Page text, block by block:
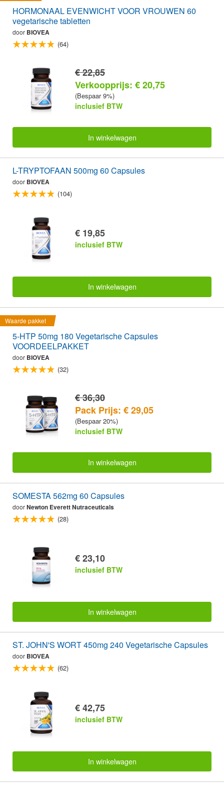
HORMONAAL EVENWICHT VOOR VROUWEN 60
vegetarische tabletten
door BIOVEA
(64)
€ 22,85
Verkoopprijs: € 20,75
(Bespaar 9%)
inclusief BTW
In winkelwagen
L-TRYPTOFAAN 500mg 60 Capsules
door BIOVEA
(104)
€ 19,85
inclusief BTW
In winkelwagen
Waarde pakket
5-HTP 50mg 180 Vegetarische Capsules
VOORDEELPAKKET
door BIOVEA
(32)
€ 36,30
Pack Prijs: € 29,05
(Bespaar 20%)
inclusief BTW
In winkelwagen
SOMESTA 562mg 60 Capsules
doorNewton Everett Nutraceuticals
(28)
€ 23,10
inclusief BTW
In winkelwagen
ST. JOHN'S WORT 450mg 240 Vegetarische Capsules
door BIOVEA
(62)
€ 42,75
inclusief BTW
In winkelwagen